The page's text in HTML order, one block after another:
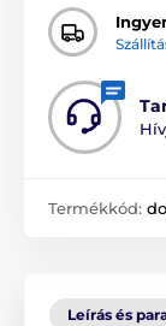
Termékkód:
Leírás és